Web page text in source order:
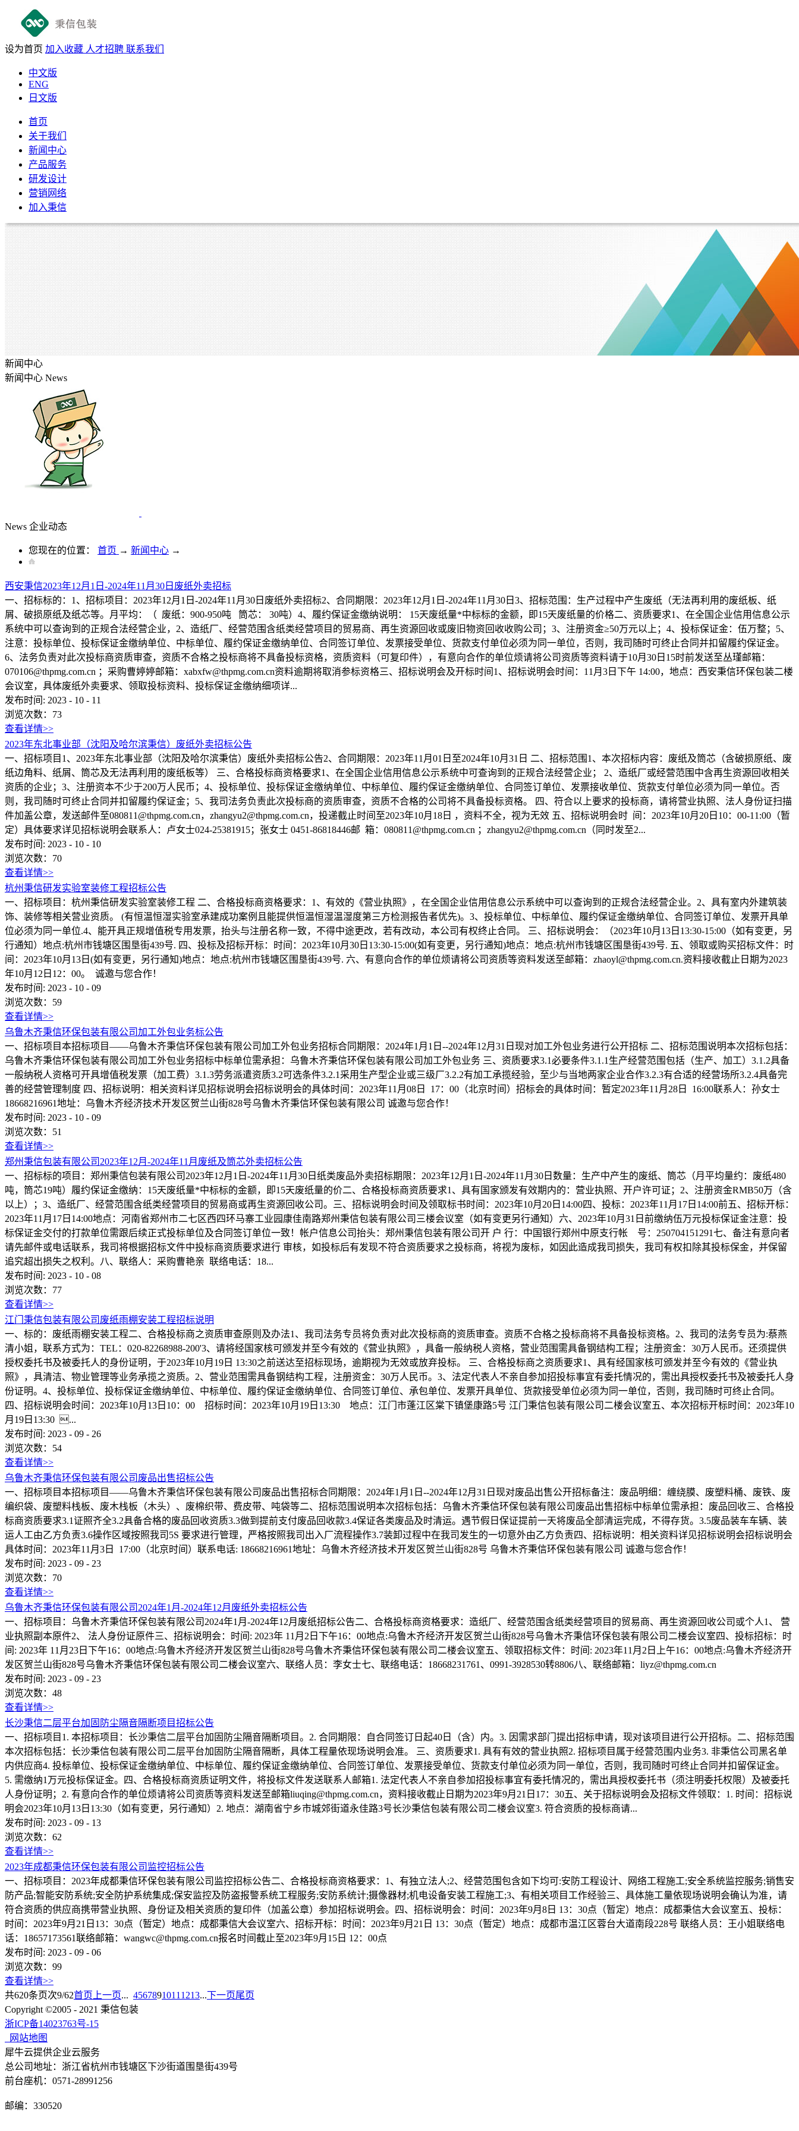
设为首页 加入收藏 人才招聘 联系我们
中文版
ENG
日文版
首页
关于我们
新闻中心
产品服务
研发设计
营销网络
加入秉信
新闻中心
新闻中心 News
News 企业动态
您现在的位置： 首页 → 新闻中心 →
西安秉信2023年12月1日-2024年11月30日废纸外卖招标
一、招标标的：1、招标项目：2023年12月1日-2024年11月30日废纸外卖招标2、合同期限：2023年12月1日-2024年11月30日3、招标范围：生产过程中产生废纸（无法再利用的废纸板、纸
屑、破损原纸及纸芯等。月平均：（ 废纸：900-950吨 筒芯： 30吨）4、履约保证金缴纳说明： 15天废纸量*中标标的金额，即15天废纸量的价格二、资质要求1、在全国企业信用信息公示
系统中可以查询到的正规合法经营企业，2、造纸厂、经营范围含纸类经营项目的贸易商、再生资源回收或废旧物资回收收购公司；3、注册资金≥50万元以上；4、投标保证金：伍万整；5、
注意：投标单位、投标保证金缴纳单位、中标单位、履约保证金缴纳单位、合同签订单位、发票接受单位、货款支付单位必须为同一单位，否则，我司随时可终止合同并扣留履约保证金。
6、法务负责对此次投标商资质审查，资质不合格之投标商将不具备投标资格，资质资料（可复印件），有意向合作的单位烦请将公司资质等资料请于10月30日15时前发送至丛瑾邮箱：
070106@thpmg.com.cn ；采购曹婷婷邮箱：xabxfw@thpmg.com.cn资料逾期将取消参标资格三、招标说明会及开标时间1、招标说明会时间：11月3日下午 14:00，地点：西安秉信环保包装二楼
会议室，具体废纸外卖要求、领取投标资料、投标保证金缴纳细项详...
发布时间: 2023 - 10 - 11
浏览次数： 73
查看详情>>
2023年东北事业部（沈阳及哈尔滨秉信）废纸外卖招标公告
一、招标项目1、2023年东北事业部（沈阳及哈尔滨秉信）废纸外卖招标公告2、合同期限：2023年11月01日至2024年10月31日 二、招标范围1、本次招标内容：废纸及筒芯（含破损原纸、废
纸边角料、纸屑、筒芯及无法再利用的废纸板等） 三、合格投标商资格要求1、在全国企业信用信息公示系统中可查询到的正规合法经营企业； 2、造纸厂或经营范围中含再生资源回收相关
资质的企业；3、注册资本不少于200万人民币；4、投标单位、投标保证金缴纳单位、中标单位、履约保证金缴纳单位、合同签订单位、发票接收单位、货款支付单位必须为同一单位。否
则，我司随时可终止合同并扣留履约保证金；5、我司法务负责此次投标商的资质审查，资质不合格的公司将不具备投标资格。 四、符合以上要求的投标商，请将营业执照、法人身份证扫描
件加盖公章，发送邮件至080811@thpmg.com.cn，zhangyu2@thpmg.com.cn，投递截止时间至2023年10月18日 ，资料不全，视为无效 五、招标说明会时 间：2023年10月20日10：00-11:00（暂
定）具体要求详见招标说明会联系人：卢女士024-25381915；张女士 0451-86818446邮 箱：080811@thpmg.com.cn ；zhangyu2@thpmg.com.cn（同时发至2...
发布时间: 2023 - 10 - 10
浏览次数： 70
查看详情>>
杭州秉信研发实验室装修工程招标公告
一、招标项目：杭州秉信研发实验室装修工程 二、合格投标商资格要求：1、有效的《营业执照》，在全国企业信用信息公示系统中可以查询到的正规合法经营企业。2、具有室内外建筑装
饰、装修等相关营业资质。 (有恒温恒湿实验室承建成功案例且能提供恒温恒湿温湿度第三方检测报告者优先)。3、投标单位、中标单位、履约保证金缴纳单位、合同签订单位、发票开具单
位必须为同一单位.4、能开具正规增值税专用发票，抬头与注册名称一致，不得中途更改，若有改动，本公司有权终止合同。 三、招标说明会：（2023年10月13日13:30-15:00（如有变更，另
行通知）地点:杭州市钱塘区围垦街439号. 四、投标及招标开标：时间：2023年10月30日13:30-15:00(如有变更，另行通知)地点：地点:杭州市钱塘区围垦街439号. 五、领取或购买招标文件：时
间：2023年10月13日(如有变更，另行通知)地点：地点:杭州市钱塘区围垦街439号. 六、有意向合作的单位烦请将公司资质等资料发送至邮箱：zhaoyl@thpmg.com.cn.资料接收截止日期为2023
年10月12日12：00。 诚邀与您合作！
发布时间: 2023 - 10 - 09
浏览次数： 59
查看详情>>
乌鲁木齐秉信环保包装有限公司加工外包业务标公告
一、招标项目本招标项目——乌鲁木齐秉信环保包装有限公司加工外包业务招标合同期限：2024年1月1日--2024年12月31日现对加工外包业务进行公开招标 二、招标范围说明本次招标包括：
乌鲁木齐秉信环保包装有限公司加工外包业务招标中标单位需承担：乌鲁木齐秉信环保包装有限公司加工外包业务 三、资质要求3.1必要条件3.1.1生产经营范围包括（生产、加工）3.1.2具备
一般纳税人资格可开具增值税发票（加工费）3.1.3劳务派遣资质3.2可选条件3.2.1采用生产型企业或三级厂3.2.2有加工承揽经验，至少与当地两家企业合作3.2.3有合适的经营场所3.2.4具备完
善的经营管理制度 四、招标说明：相关资料详见招标说明会招标说明会的具体时间：2023年11月08日 17：00（北京时间）招标会的具体时间：暂定2023年11月28日 16:00联系人：孙女士
18668216961地址：乌鲁木齐经济技术开发区贺兰山街828号乌鲁木齐秉信环保包装有限公司 诚邀与您合作！
发布时间: 2023 - 10 - 09
浏览次数： 51
查看详情>>
郑州秉信包装有限公司2023年12月-2024年11月废纸及筒芯外卖招标公告
一、招标标的项目：郑州秉信包装有限公司2023年12月1日-2024年11月30日纸类废品外卖招标期限：2023年12月1日-2024年11月30日数量：生产中产生的废纸、筒芯（月平均量约：废纸480
吨，筒芯19吨）履约保证金缴纳：15天废纸量*中标标的金额，即15天废纸量的价二、合格投标商资质要求1、具有国家颁发有效期内的：营业执照、开户许可证；2、注册资金RMB50万（含
以上）；3、造纸厂、经营范围含纸类经营项目的贸易商或再生资源回收公司。三、招标说明会时间及领取标书时间：2023年10月20日14:00四、投标：2023年11月17日14:00前五、招标开标：
2023年11月17日14:00地点：河南省郑州市二七区西四环马寨工业园康佳南路郑州秉信包装有限公司三楼会议室（如有变更另行通知）六、2023年10月31日前缴纳伍万元投标保证金注意：投
标保证金交付的打款单位需跟后续正式投标单位及合同签订单位一致！帐户信息公司抬头：郑州秉信包装有限公司开 户 行：中国银行郑州中原支行帐 号：250704151291七、备注有意向者
请先邮件或电话联系，我司将根据招标文件中投标商资质要求进行 审核，如投标后有发现不符合资质要求之投标商，将视为废标，如因此造成我司损失，我司有权扣除其投标保金，并保留
追究超出损失之权利。八、联络人：采购曹艳亲 联络电话：18...
发布时间: 2023 - 10 - 08
浏览次数： 77
查看详情>>
江门秉信包装有限公司废纸雨棚安装工程招标说明
一、标的：废纸雨棚安装工程二、合格投标商之资质审查原则及办法1、我司法务专员将负责对此次投标商的资质审查。资质不合格之投标商将不具备投标资格。2、我司的法务专员为:蔡燕
清小姐，联系方式为：TEL：020-82268988-200'3、请将经国家核可颁发并至今有效的《营业执照》，具备一般纳税人资格，营业范围需具备钢结构工程；注册资金：30万人民币。还须提供
授权委托书及被委托人的身份证明，于2023年10月19日 13:30之前送达至招标现场，逾期视为无效或放弃投标。 三、合格投标商之资质要求1、具有经国家核可颁发并至今有效的《营业执
照》，具清洁、物业管理等业务承揽之资质。2、营业范围需具备钢结构工程，注册资金：30万人民币。3、法定代表人不亲自参加招投标事宜有委托情况的，需出具授权委托书及被委托人身
份证明。4、投标单位、投标保证金缴纳单位、中标单位、履约保证金缴纳单位、合同签订单位、承包单位、发票开具单位、货款接受单位必须为同一单位，否则，我司随时可终止合同。
四、招标说明会时间：2023年10月13日10：00 招标时间：2023年10月19日13:30 地点：江门市蓬江区棠下镇堡康路5号 江门秉信包装有限公司二楼会议室五、本次招标开标时间：2023年10
月19日13:30 ...
发布时间: 2023 - 09 - 26
浏览次数： 54
查看详情>>
乌鲁木齐秉信环保包装有限公司废品出售招标公告
一、招标项目本招标项目——乌鲁木齐秉信环保包装有限公司废品出售招标合同期限：2024年1月1日--2024年12月31日现对废品出售公开招标备注：废品明细：缠绕膜、废塑料桶、废铁、废
编织袋、废塑料栈板、废木栈板（木头）、废棉织带、费皮带、吨袋等二、招标范围说明本次招标包括：乌鲁木齐秉信环保包装有限公司废品出售招标中标单位需承担：废品回收三、合格投
标商资质要求3.1证照齐全3.2具备合格的废品回收资质3.3做到提前支付废品回收款3.4保证各类废品及时清运。遇节假日保证提前一天将废品全部清运完成，不得存货。3.5废品装车车辆、装
运人工由乙方负责3.6操作区域按照我司5S 要求进行管理，严格按照我司出入厂流程操作3.7装卸过程中在我司发生的一切意外由乙方负责四、招标说明：相关资料详见招标说明会招标说明会
具体时间：2023年11月3日 17:00（北京时间）联系电话: 18668216961地址：乌鲁木齐经济技术开发区贺兰山街828号 乌鲁木齐秉信环保包装有限公司 诚邀与您合作！
发布时间: 2023 - 09 - 23
浏览次数： 70
查看详情>>
乌鲁木齐秉信环保包装有限公司2024年1月-2024年12月废纸外卖招标公告
一、招标项目：乌鲁木齐秉信环保包装有限公司2024年1月-2024年12月废纸招标公告二、合格投标商资格要求：造纸厂、经营范围含纸类经营项目的贸易商、再生资源回收公司或个人1、 营
业执照副本原件2、 法人身份证原件三、招标说明会：时间: 2023年 11月2日下午16：00地点:乌鲁木齐经济开发区贺兰山街828号乌鲁木齐秉信环保包装有限公司二楼会议室四、投标招标：时
间: 2023年 11月23日下午16：00地点:乌鲁木齐经济开发区贺兰山街828号乌鲁木齐秉信环保包装有限公司二楼会议室五、领取招标文件：时间: 2023年11月2日上午16：00地点:乌鲁木齐经济开
发区贺兰山街828号乌鲁木齐秉信环保包装有限公司二楼会议室六、联络人员：李女士七、联络电话：18668231761、0991-3928530转8806八、联络邮箱：liyz@thpmg.com.cn
发布时间: 2023 - 09 - 23
浏览次数： 48
查看详情>>
长沙秉信二层平台加固防尘隔音隔断项目招标公告
一、招标项目1. 本招标项目：长沙秉信二层平台加固防尘隔音隔断项目。2. 合同期限：自合同签订日起40日（含）内。3. 因需求部门提出招标申请，现对该项目进行公开招标。二、招标范围
本次招标包括：长沙秉信包装有限公司二层平台加固防尘隔音隔断，具体工程量依现场说明会准。 三、资质要求1. 具有有效的营业执照2. 招标项目属于经营范围内业务3. 非秉信公司黑名单
内供应商4. 投标单位、投标保证金缴纳单位、中标单位、履约保证金缴纳单位、合同签订单位、发票接受单位、货款支付单位必须为同一单位，否则，我司随时可终止合同并扣留保证金。
5. 需缴纳1万元投标保证金。四、合格投标商资质证明文件，将投标文件发送联系人邮箱1. 法定代表人不亲自参加招投标事宜有委托情况的，需出具授权委托书（须注明委托权限）及被委托
人身份证明；2. 有意向合作的单位烦请将公司资质等资料发送至邮箱liuqing@thpmg.com.cn，资料接收截止日期为2023年9月21日17：30五、关于招标说明会及招标文件领取：1. 时间：招标说
明会2023年10月13日13:30（如有变更，另行通知）2. 地点：湖南省宁乡市城郊街道永佳路3号长沙秉信包装有限公司二楼会议室3. 符合资质的投标商请...
发布时间: 2023 - 09 - 13
浏览次数： 62
查看详情>>
2023年成都秉信环保包装有限公司监控招标公告
一、招标项目：2023年成都秉信环保包装有限公司监控招标公告二、合格投标商资格要求：1、有独立法人;2、经营范围包含如下均可:安防工程设计、网络工程施工;安全系统监控服务;销售安
防产品;智能安防系统;安全防护系统集成;保安监控及防盗报警系统工程服务;安防系统计;摄像器材;机电设备安装工程施工;3、有相关项目工作经验三、具体施工量依现场说明会确认为准，请
符合资质的供应商携带营业执照、身份证及相关资质的复印件（加盖公章）参加招标说明会。四、招标说明会：时间：2023年9月8日 13：30点（暂定）地点：成都秉信大会议室五、投标：
时间：2023年9月21日13：30点（暂定）地点：成都秉信大会议室六、招标开标：时间：2023年9月21日 13：30点（暂定）地点：成都市温江区蓉台大道南段228号 联络人员：王小姐联络电
话：18657173561联络邮箱：wangwc@thpmg.com.cn报名时间截止至2023年9月15日 12：00点
发布时间: 2023 - 09 - 06
浏览次数： 99
查看详情>>
共620条页次9/62首页 上一页... 4567891011 1213...下一页尾页
Copyright ©2005 - 2021 秉信包装
浙ICP备14023763号-15
网站地图
犀牛云提供企业云服务
总公司地址：浙江省杭州市钱塘区下沙街道围垦街439号
前台座机：0571-28991256
邮编：330520